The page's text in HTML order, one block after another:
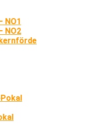
NO1
NO2